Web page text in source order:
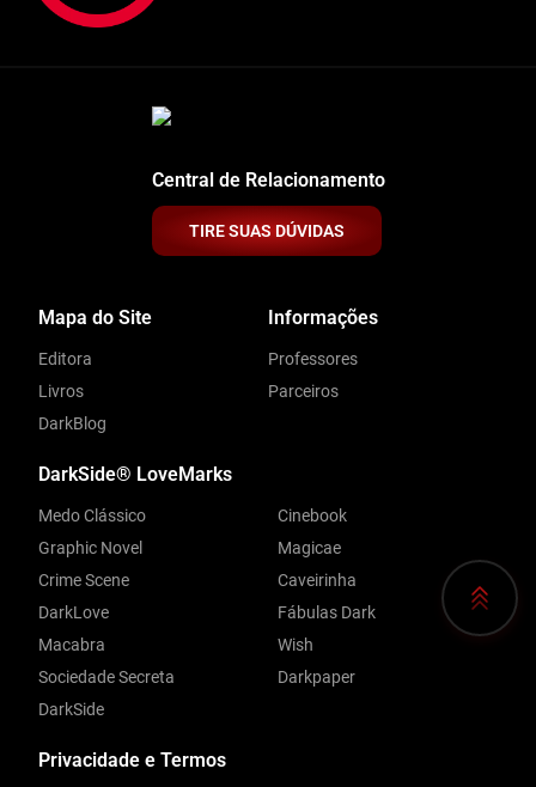
Central de Relacionamento
TIRE SUAS DÚVIDAS
Privacidade e Termos
Mapa do Site
Editora
Livros
DarkBlog
Informações
Professores
Parceiros
DarkSide® LoveMarks
Medo Clássico
Graphic Novel
Crime Scene
DarkLove
Macabra
Sociedade Secreta
DarkSide
Cinebook
Magicae
Caveirinha
Fábulas Dark
Wish
Darkpaper